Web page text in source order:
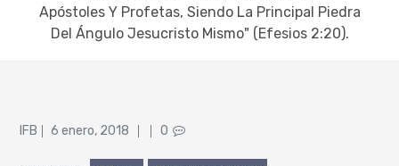
Apóstoles Y Profetas, Siendo La Principal Piedra
Del Ángulo Jesucristo Mismo" (Efesios 2:20).
IFB
Posted
6 enero, 2018 0